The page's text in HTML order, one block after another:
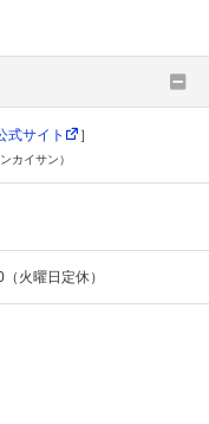
式サイト ］
カイサン）
火曜日定休）